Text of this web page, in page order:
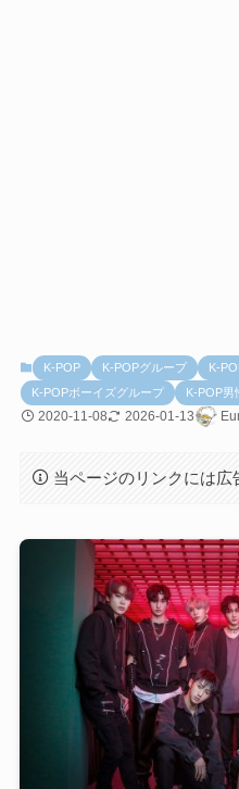
K-POP K-POPグループ
K-
K-POPボーイズグループ
K-POP
2020-11-08 2026-01-13
当ページのリンクには広